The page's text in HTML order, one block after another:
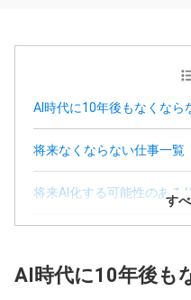
AI時代に10年後もなくなら
将来なくならない仕事一覧
将来AI化する可能性のある
なくならない仕事に就くた
す
AI時代に10年後も